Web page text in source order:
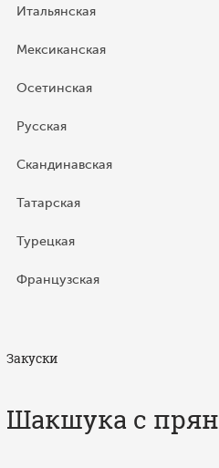
Итальянская
Мексиканская
Осетинская
Русская
Скандинавская
Татарская
Турецкая
Французская
Закуски
Шакшука с